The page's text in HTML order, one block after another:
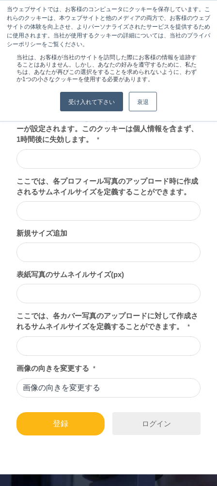
当ウェブサイトでは、お客様のコンピュータにクッキーを保存しています。こ
れらのクッキーは、本ウェブサイトと他のメディアの両方で、お客様のウェブ
サイトの体験を向上させ、よりパーソナライズされたサービスを提供するため
に使用されます。当社が使用するクッキーの詳細については、当社のプライバ
シーポリシーをご覧ください。
当社は、お客様が当社のサイトを訪問した際にお客様の情報を追跡す
ることはありません。しかし、あなたの好みを遵守するために、私た
ちは、あなたが再びこの選択をすることを求められないように、わず
か1つの小さなクッキーを使用する必要があります。
受け入れて下さい 衰退
現在位置: ホーム / 登録
ログインページにアクセスすると、いくつかの代替ログ
ーが設定されます。このクッキーは個人情報を含まず、
1時間後に失効します。
*
ここでは、各プロフィール写真のアップロード時に作成
されるサムネイルサイズを定義することができます。
新規サイズ追加
表紙写真のサムネイルサイズ(px)
ここでは、各カバー写真のアップロードに対して作成さ
れるサムネイルサイズを定義することができます。
*
画像の向きを変更する *
ログイン